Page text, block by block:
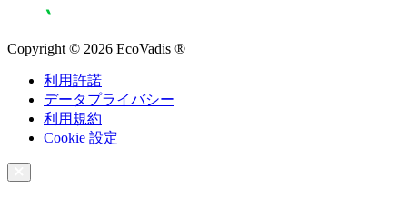
Copyright © 2026 EcoVadis ®
利用許諾
データプライバシー
利用規約
Cookie 設定